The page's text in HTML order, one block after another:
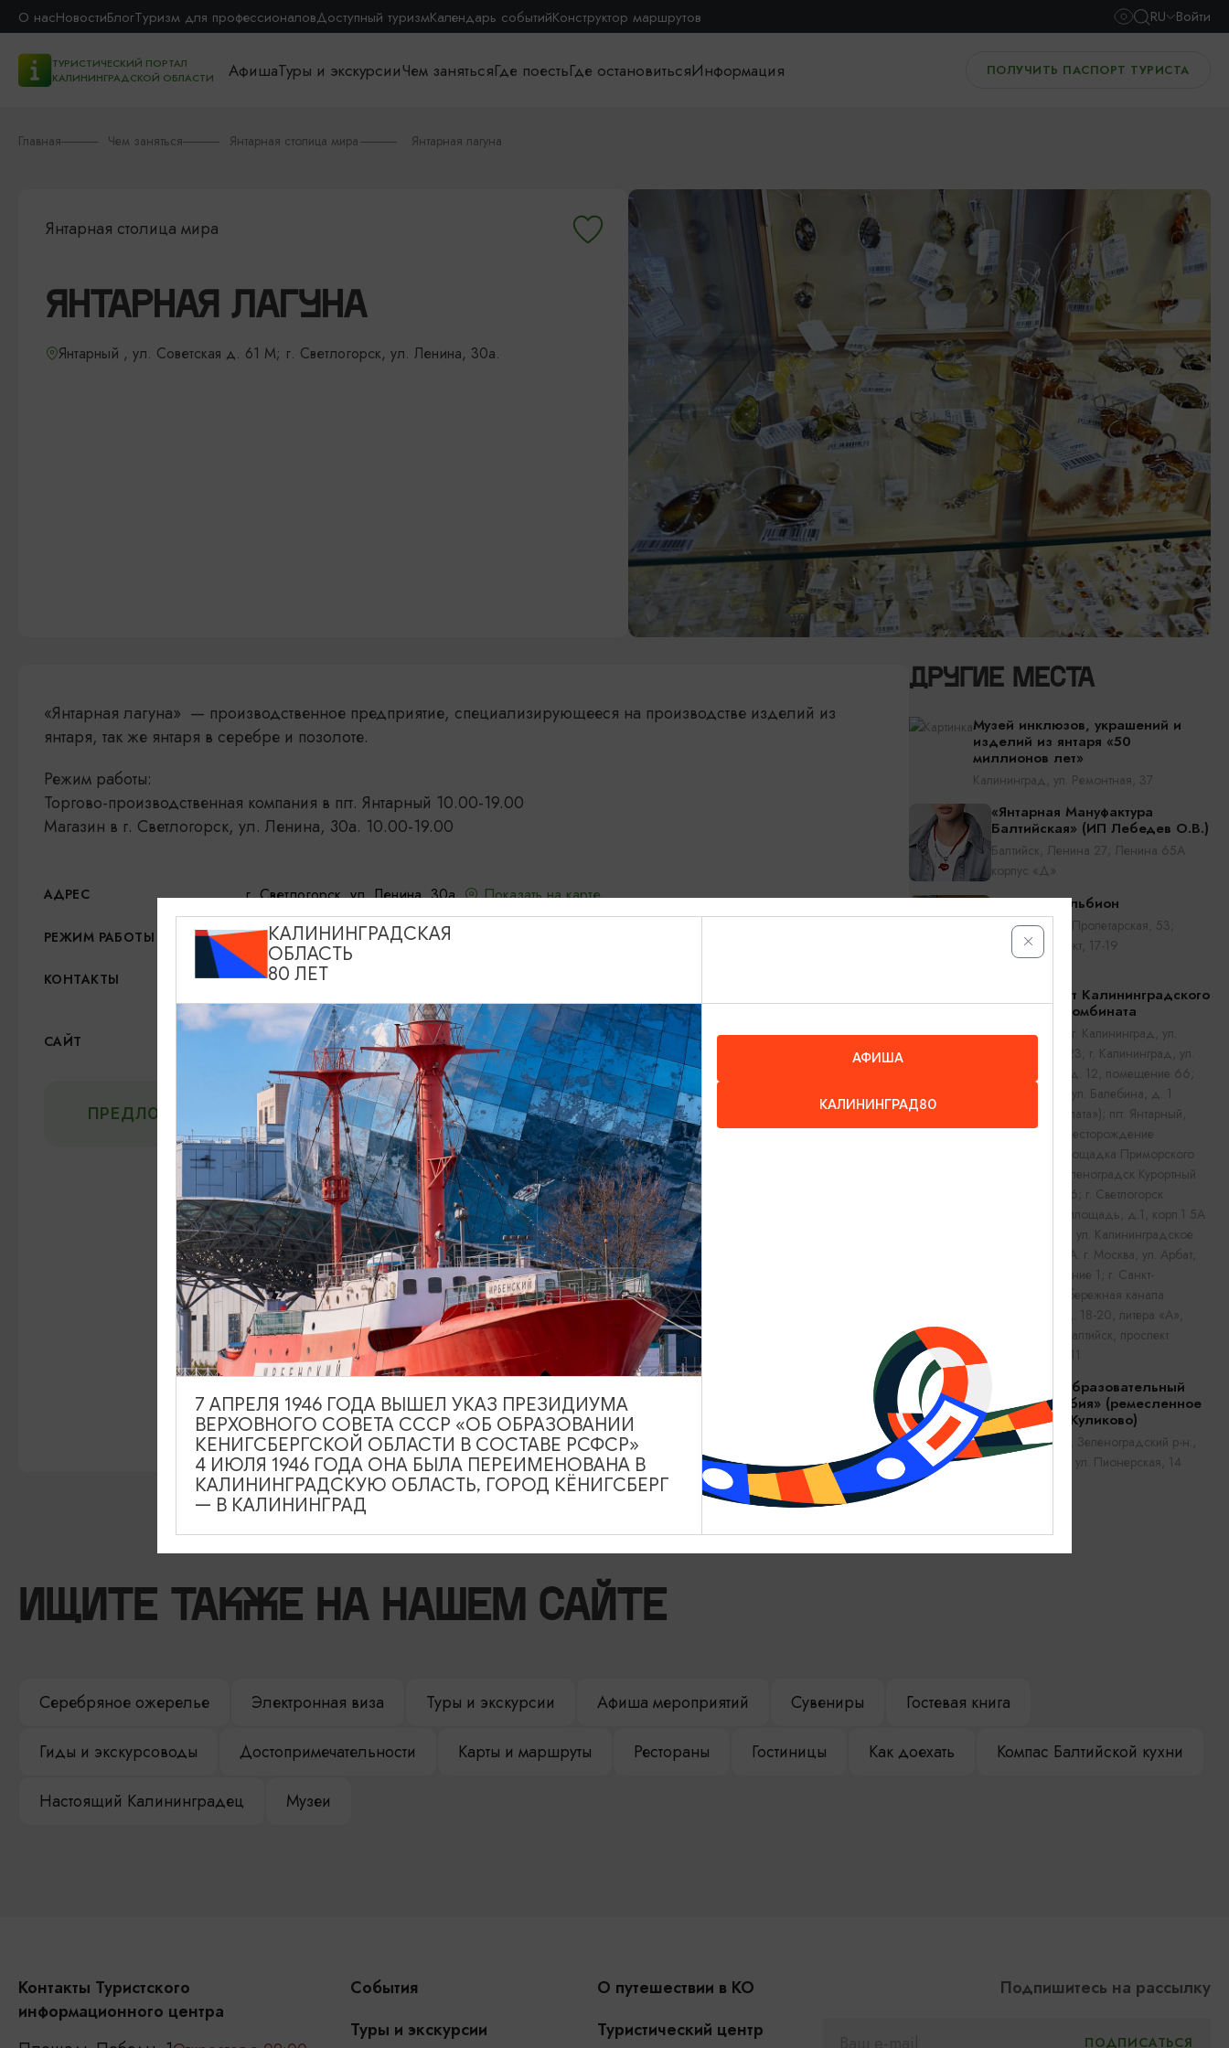
О насНовостиБлогТуризм для профессионаловДоступный туризмКалендарь событийКонструктор маршрутов RU Войти
ТУРИСТИЧЕСКИЙ ПОРТАЛ
КАЛИНИНГРАДСКОЙ ОБЛАСТИ
АфишаТуры и экскурсииЧем занятьсяГде поестьГде остановитьсяИнформация ПОЛУЧИТЬ ПАСПОРТ ТУРИСТА
Главная Чем заняться Янтарная столица мира Янтарная лагуна
Янтарная столица мира
ЯНТАРНАЯ ЛАГУНА
Янтарный , ул. Советская д. 61 М; г. Светлогорск, ул. Ленина, 30а.
«Янтарная лагуна» — производственное предприятие, специализирующееся на производстве изделий из
янтаря, так же янтаря в серебре и позолоте.
Режим работы:
Торгово-производственная компания в пгт. Янтарный 10.00-19.00
Магазин в г. Светлогорск, ул. Ленина, 30а. 10.00-19.00
АДРЕС г. Светлогорск, ул. Ленина, 30а., Показать на карте
РЕЖИМ РАБОТЫ 10:00-19:00
КОНТАКТЫ
8 (401) 533-73-64
amberlagoon@mail.ru
САЙТ Официальный сайт
ПРЕДЛОЖИТЬ ИНФОРМАЦИЮ
ДРУГИЕ МЕСТА
Музей инклюзов, украшений и
изделий из янтаря «50
миллионов лет»
Калининград, ул. Ремонтная, 37
«Янтарная Мануфактура
Балтийская» (ИП Лебедев О.В.)
Балтийск, Ленина 27; Ленина 65А
корпус «Д»
Янтарный альбион
Калининград, Пролетарская, 53;
Ленинский пр-кт, 17-19
Магазины от Калининградского
Янтарного комбината
Калининград, г. Калининград, ул.
Театральная, 23; г. Калининград, ул.
Октябрьская, д. 12, помещение 66;
пгт. Янтарный, ул. Балебина, д. 1
(«Янтарная палата»); пгт. Янтарный,
Приморское месторождение
(Смотровая площадка Приморского
карьера); г. Зеленоградск Курортный
проспект, д. 26; г. Светлогорск
Центральная площадь, д.1, корп.1 5А
г. Пионерский, ул. Калининградское
шоссе, дом 1А. г. Москва, ул. Арбат,
дом 23, строение 1; г. Санкт-
Петербург, набережная канала
Грибоедова, д. 18-20, литера «А»,
пом. 32-Н; г. Балтийск, проспект
Ленина, дом 11
Культурно-образовательный
центр «Самбия» (ремесленное
поселение Куликово)
Зеленоградск, Зеленоградский р-н.,
пос. Куликово, ул. Пионерская, 14
ИЩИТЕ ТАКЖЕ НА НАШЕМ САЙТЕ
Серебряное ожерелье Электронная виза Туры и экскурсии Афиша мероприятий Сувениры Гостевая книга
Гиды и экскурсоводы Достопримечательности Карты и маршруты Рестораны Гостиницы Как доехать Компас Балтийской кухни
Настоящий Калининградец Музеи
Контакты Туристского
информационного центра
События
Туры и экскурсии
О путешествии в КО
Туристический центр
Подпишитесь на рассылку
КАЛИНИНГРАДСКАЯ
ОБЛАСТЬ
80 ЛЕТ
АФИША
КАЛИНИНГРАД80
7 АПРЕЛЯ 1946 ГОДА ВЫШЕЛ УКАЗ ПРЕЗИДИУМА
ВЕРХОВНОГО СОВЕТА СССР «ОБ ОБРАЗОВАНИИ
КЕНИГСБЕРГСКОЙ ОБЛАСТИ В СОСТАВЕ РСФСР»
4 ИЮЛЯ 1946 ГОДА ОНА БЫЛА ПЕРЕИМЕНОВАНА В
КАЛИНИНГРАДСКУЮ ОБЛАСТЬ, ГОРОД КЁНИГСБЕРГ
— В КАЛИНИНГРАД